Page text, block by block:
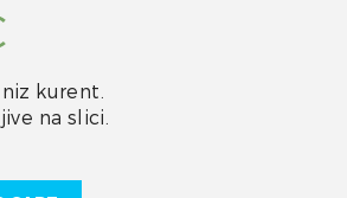
kurent.
na slici.